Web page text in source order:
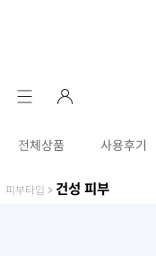
전체상품 사용후기
피부타입 > 건성 피부